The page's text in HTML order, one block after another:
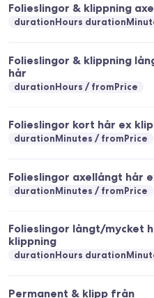
Folieslingor & klippning
durationHours
Folieslingor & klippning
hår
durationHours fromPrice
Folieslingor kort hår ex
durationMinutes fromPrice
Folieslingor axellångt hår
durationMinutes fromPrice
Folieslingor långt/mycket
klippning
durationHours
Permanent & klipp från